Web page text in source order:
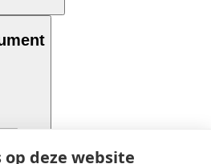
op deze website